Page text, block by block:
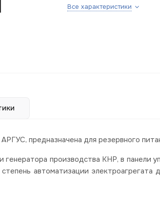
Все характеристики
предназначена для резервного
производства КНР, в панели
автоматизации электроагрегата